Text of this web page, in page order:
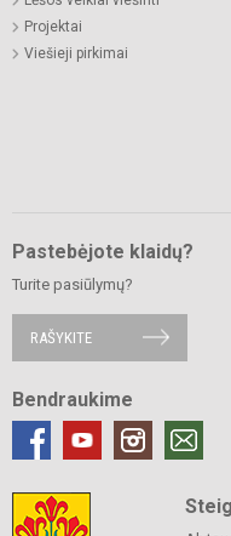
Projektai
Viešieji pirkimai
Pastebėjote klaidų?
Turite pasiūlymų?
RAŠYKITE
Bendraukime